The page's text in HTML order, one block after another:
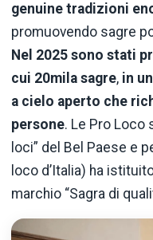
genuine tradizioni
promuovendo sagre
Nel 2025 sono stati
cui 20mila sagre, in
a cielo aperto che
persone. Le Pro Loco
loci” del Bel Paese e
loco d’Italia) ha
marchio “Sagra di